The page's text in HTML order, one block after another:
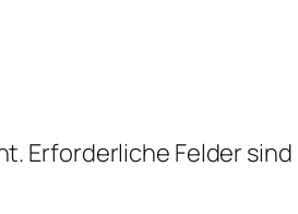
Erforderliche Felder